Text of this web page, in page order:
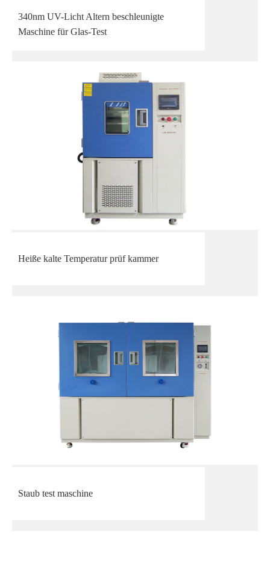
340nm UV-Licht Altern beschleunigte
Maschine für Glas-Test
Heiße kalte Temperatur prüf kammer
Staub test maschine